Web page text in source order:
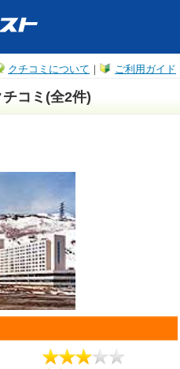
ご利用ガイド
クチコミについて ｜
コミ(全2件)